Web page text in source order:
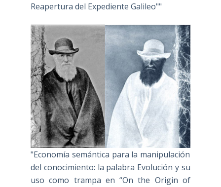
Reapertura del Expediente Galileo""
"Economía semántica para la manipulación
del conocimiento: la palabra Evolución y su
uso como trampa en “On the Origin of